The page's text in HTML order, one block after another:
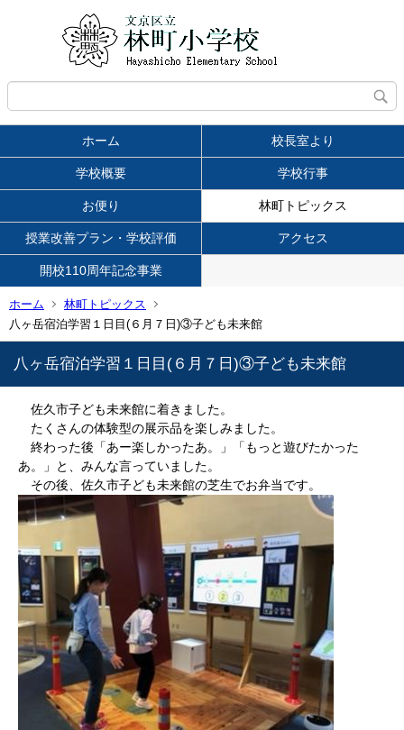
ホーム 校長室より
学校概要 学校行事
お便り 林町トピックス
授業改善プラン・学校評価 アクセス
開校110周年記念事業
ホーム
林町トピックス
八ヶ岳宿泊学習１日目(６月７日)③子ども未来館
八ヶ岳宿泊学習１日目(６月７日)③子ども未来館
佐久市子ども未来館に着きました。
たくさんの体験型の展示品を楽しみました。
終わった後「あー楽しかったあ。」「もっと遊びたかった
あ。」と、みんな言っていました。
その後、佐久市子ども未来館の芝生でお弁当です。